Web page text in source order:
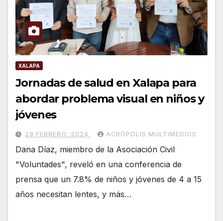
XALAPA
Jornadas de salud en Xalapa para
abordar problema visual en niños y
jóvenes
29 FEBRERO, 2024 ACRÓPOLIS MULTIMEDIOS
Dana Díaz, miembro de la Asociación Civil
"Voluntades", reveló en una conferencia de
prensa que un 7.8% de niños y jóvenes de 4 a 15
años necesitan lentes, y más…